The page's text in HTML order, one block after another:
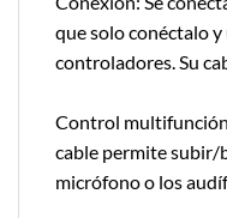
que solo conéctalo
controladores. Su
Control
cable permite subir/
micrófono o los